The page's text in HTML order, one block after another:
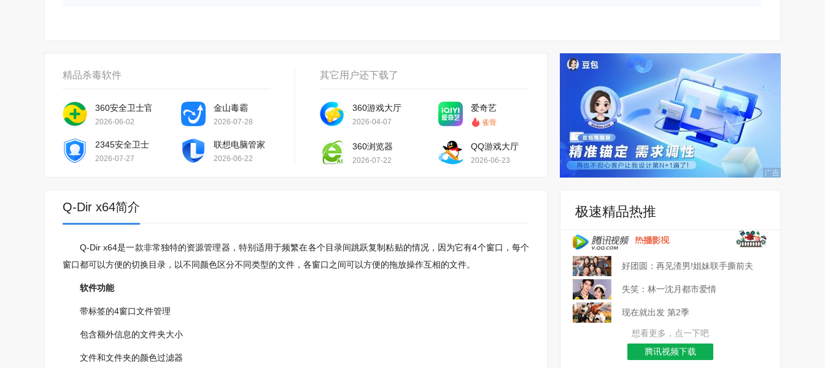
精品杀毒软件
360安全卫士官方版
2026-06-02
金山毒霸
2026-07-28
2345安全卫士
2026-07-27
联想电脑管家
2026-06-22
其它用户还下载了
360游戏大厅
2026-04-07
爱奇艺
雀骨
360浏览器
2026-07-22
QQ游戏大厅
2026-06-23
Q-Dir x64简介
Q-Dir x64是一款非常独特的资源管理器，特别适用于频繁在各个目录间跳跃复制粘贴的情况，因为它有4个窗口，每个
窗口都可以方便的切换目录，以不同颜色区分不同类型的文件，各窗口之间可以方便的拖放操作互相的文件。
软件功能
带标签的4窗口文件管理
包含额外信息的文件夹大小
文件和文件夹的颜色过滤器
极速精品热推
好团圆：再见渣男!姐妹联手撕前夫
失笑：林一沈月都市爱情
现在就出发 第2季
想看更多，点一下吧
腾讯视频下载